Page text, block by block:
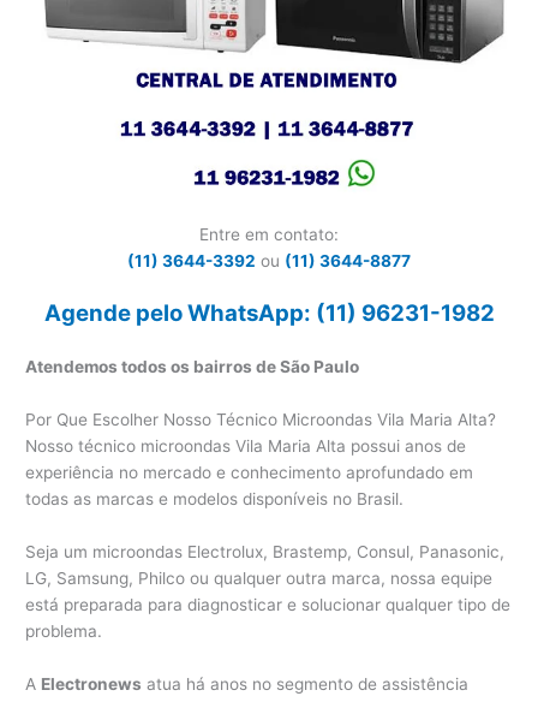
Entre em contato:
(11) 3644-3392 ou (11) 3644-8877
Agende pelo WhatsApp: (11) 96231-1982
Atendemos todos os bairros de São Paulo
Por Que Escolher Nosso Técnico Microondas Vila Maria Alta?
Nosso técnico microondas Vila Maria Alta possui anos de
experiência no mercado e conhecimento aprofundado em
todas as marcas e modelos disponíveis no Brasil.
Seja um microondas Electrolux, Brastemp, Consul, Panasonic,
LG, Samsung, Philco ou qualquer outra marca, nossa equipe
está preparada para diagnosticar e solucionar qualquer tipo de
problema.
A Electronews atua há anos no segmento de assistência